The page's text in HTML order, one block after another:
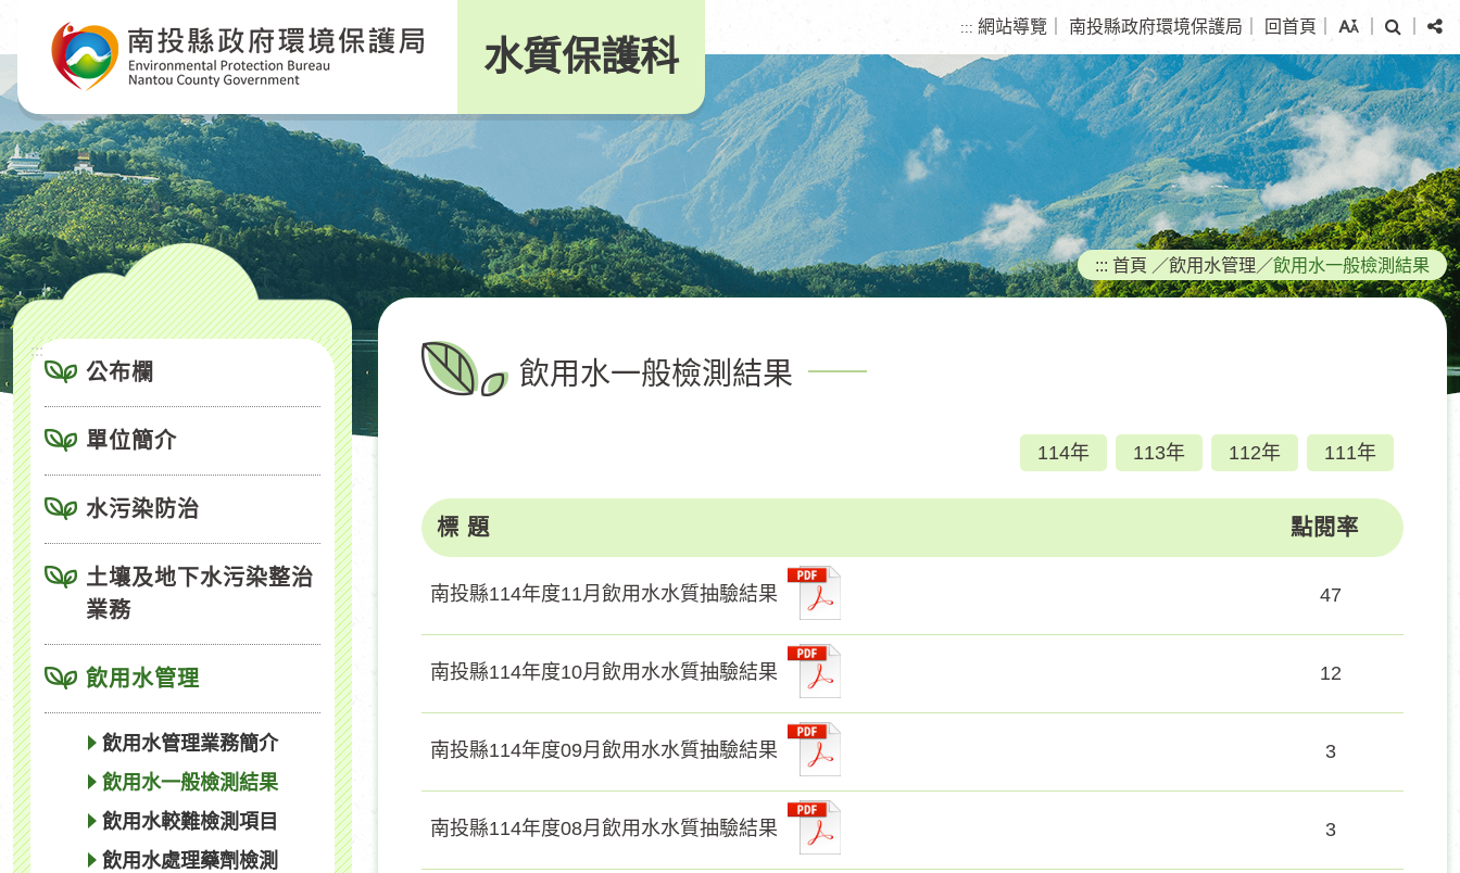
要
內
容
區
塊
水質保護科
::: 網站導覽 南投縣政府環境保護局 回首頁
尋
分
享
:::
公布欄
單位簡介
水污染防治
土壤及地下水污染整治
業務
飲用水管理
飲用水管理業務簡介
飲用水一般檢測結果
飲用水較難檢測項目
飲用水處理藥劑檢測
::: 首頁 ／飲用水管理 ／飲用水一般檢測結果
飲用水一般檢測結果
114年 113年 112年 111年
標 題 點閱率
南投縣114年度11月飲用水水質抽驗結果 47
南投縣114年度10月飲用水水質抽驗結果 12
南投縣114年度09月飲用水水質抽驗結果 3
南投縣114年度08月飲用水水質抽驗結果 3